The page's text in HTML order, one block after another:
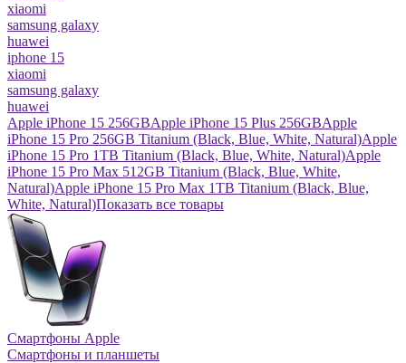
xiaomi
samsung galaxy
huawei
iphone 15
xiaomi
samsung galaxy
huawei
Apple iPhone 15 256GBApple iPhone 15 Plus 256GBApple
iPhone 15 Pro 256GB Titanium (Black, Blue, White, Natural)Apple
iPhone 15 Pro 1TB Titanium (Black, Blue, White, Natural)Apple
iPhone 15 Pro Max 512GB Titanium (Black, Blue, White,
Natural)Apple iPhone 15 Pro Max 1TB Titanium (Black, Blue,
White, Natural)Показать все товары
Смартфоны Apple
Смартфоны и планшеты